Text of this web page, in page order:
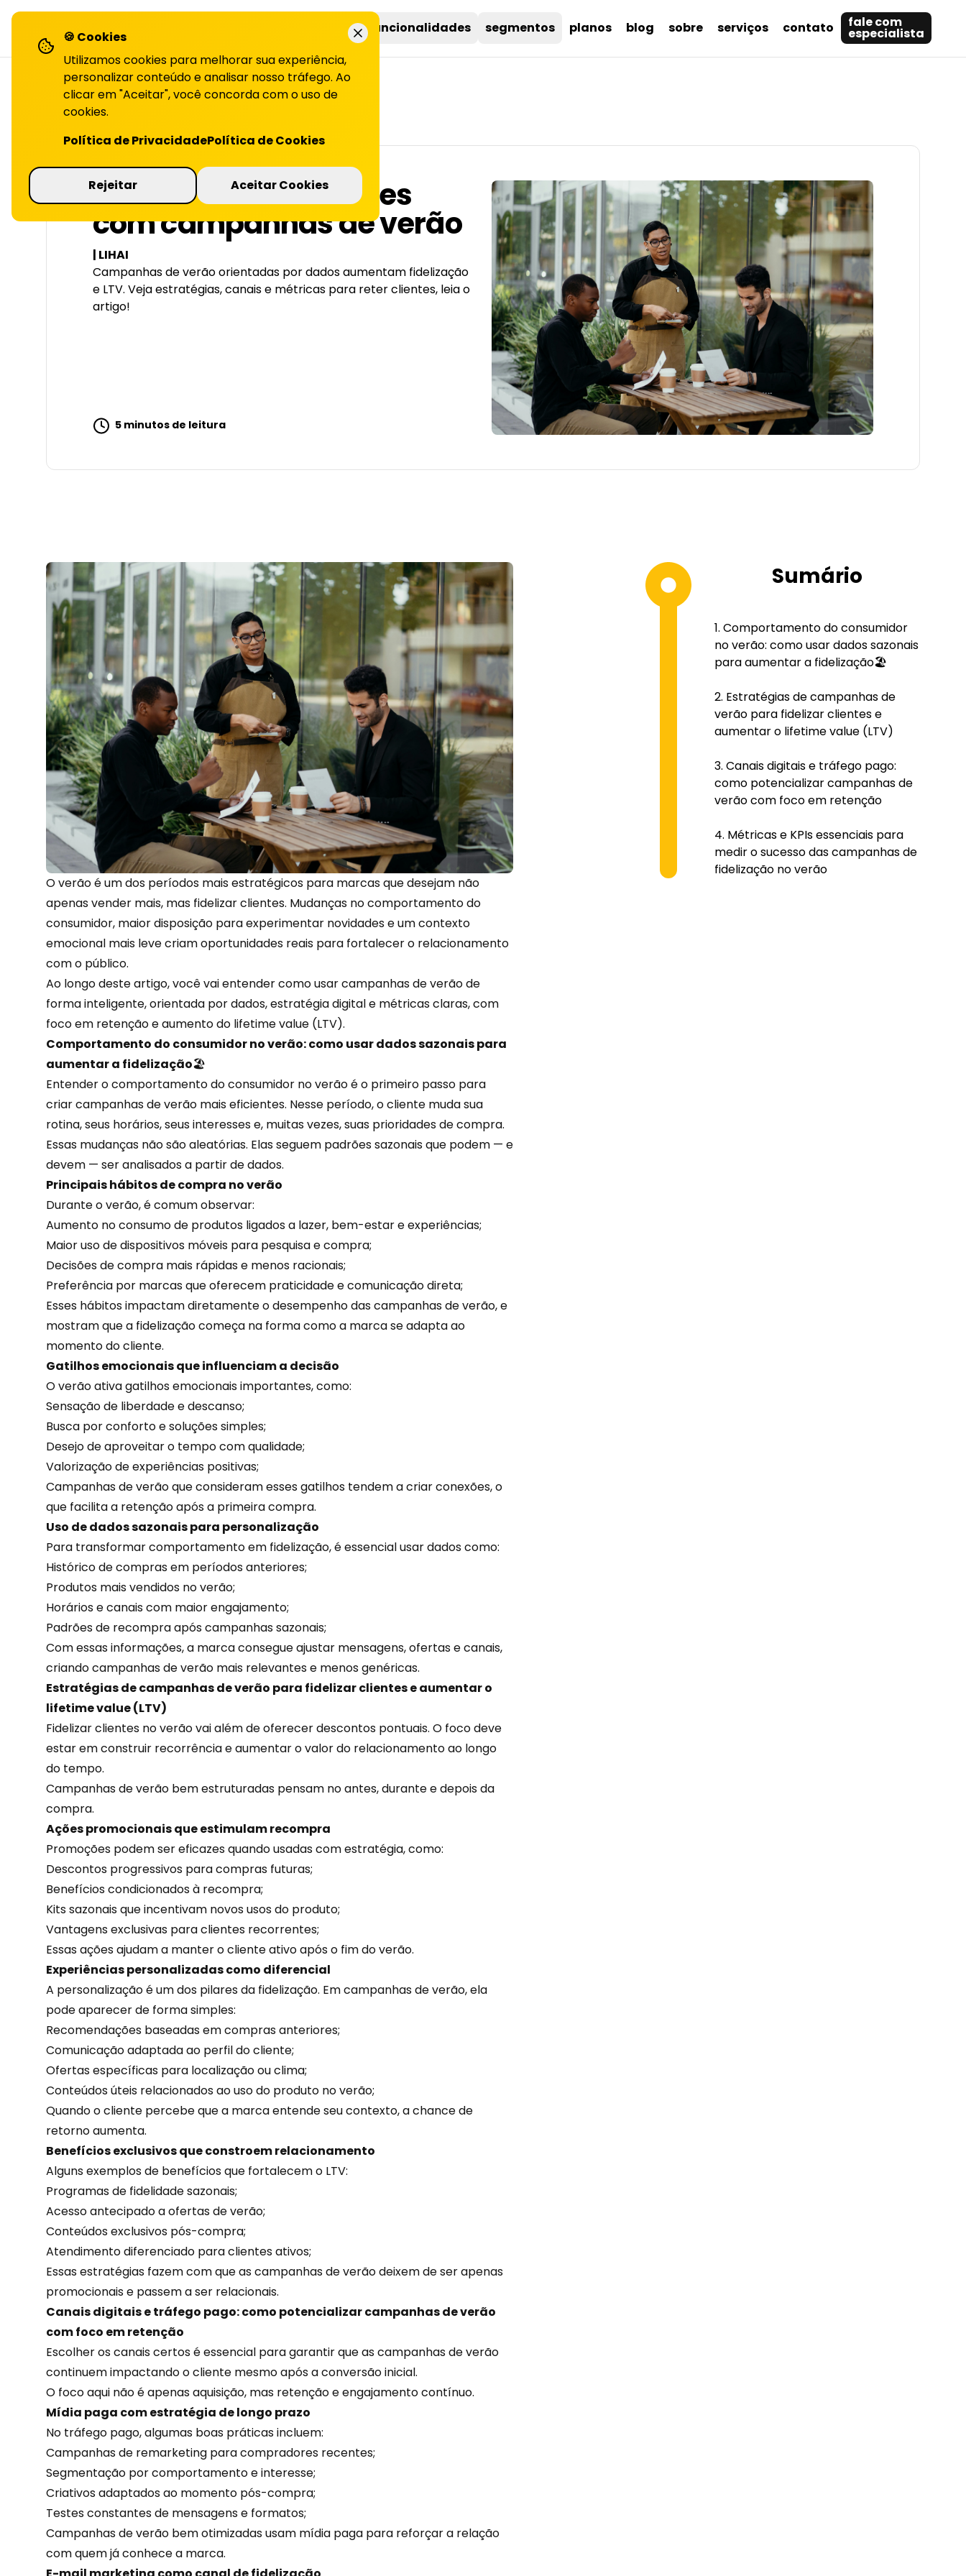
soluções funcionalidades segmentos planos blog sobre serviços contato fale com
especialista
VOLTAR PARA O BLOG
Como fidelizar clientes
com campanhas de verão
| LIHAI
Campanhas de verão orientadas por dados aumentam fidelização
e LTV. Veja estratégias, canais e métricas para reter clientes, leia o
artigo!
5 minutos de leitura
Sumário
Comportamento do consumidor
no verão: como usar dados sazonais
para aumentar a fidelização🏖️
Estratégias de campanhas de
verão para fidelizar clientes e
aumentar o lifetime value (LTV)
Canais digitais e tráfego pago:
como potencializar campanhas de
verão com foco em retenção
Métricas e KPIs essenciais para
medir o sucesso das campanhas de
fidelização no verão
O verão é um dos períodos mais estratégicos para marcas que desejam não
apenas vender mais, mas fidelizar clientes. Mudanças no comportamento do
consumidor, maior disposição para experimentar novidades e umcontexto
emocional mais leve criam oportunidades reais para fortalecer o relacionamento
com o público.
Ao longo deste artigo, você vai entender como usar campanhas de verão de
forma inteligente, orientada por dados, estratégia digital e métricas claras, com
foco em retençãoe aumento do lifetime value (LTV).
Comportamento do consumidor no verão: como usar dados sazonais para
aumentar a fidelização🏖️
Entender o comportamento do consumidor no verão é o primeiro passo para
criar campanhas de verão mais eficientes. Nesse período, o cliente muda sua
rotina, seus horários, seus interesses e, muitas vezes, suas prioridades de compra.
Essas mudanças não são aleatórias. Elas seguem padrões sazonais que podem — e
devem — ser analisados a partir dedados.
Principais hábitos de compra no verão
Durante o verão, é comum observar:
Aumento no consumo de produtos ligados a lazer, bem-estar e experiências;
Maior uso de dispositivos móveis para pesquisa e compra;
Decisões de compra mais rápidas e menos racionais;
Preferência por marcas que oferecem praticidade e comunicação direta;
Esses hábitos impactam diretamente o desempenho das campanhas de verão, e
mostram que a fidelizaçãocomeça na forma como a marca se adapta ao
momento do cliente.
Gatilhos emocionais que influenciam a decisão
O verão ativa gatilhos emocionais importantes, como:
Sensação de liberdade e descanso;
Busca por conforto e soluções simples;
Desejo de aproveitar o tempo com qualidade;
Valorização deexperiências positivas;
Campanhas de verão que consideram esses gatilhos tendem a criar conexões, o
que facilita a retenção após a primeira compra.
Uso de dados sazonais para personalização
Para transformar comportamento em fidelização, é essencial usar dados como:
Histórico de compras em períodos anteriores;
Produtos mais vendidos no verão;
Horários ecanaiscom maior engajamento;
Padrões de recompra após campanhas sazonais;
Com essas informações, a marca consegue ajustar mensagens, ofertas e canais,
criando campanhas de verão mais relevantes e menos genéricas.
Estratégias de campanhas de verão para fidelizar clientes e aumentar o
lifetime value (LTV)
Fidelizar clientes no verão vai além de oferecerdescontos pontuais. O foco deve
estar em construir recorrência e aumentar o valor do relacionamento ao longo
do tempo.
Campanhas de verão bem estruturadas pensam no antes, durante e depois da
compra.
Ações promocionais que estimulam recompra
Promoções podem ser eficazes quando usadas com estratégia, como:
Descontos progressivos para compras futuras;
Benefícios condicionados à recompra;
Kits sazonais que incentivam novos usos do produto;
Vantagens exclusivas para clientes recorrentes;
Essas ações ajudam a manter o cliente ativo após o fim do verão.
Experiências personalizadas como diferencial
A personalização é um dos pilares da fidelização. Em campanhas de verão, ela
pode aparecer de forma simples:
Recomendações baseadas em compras anteriores;
Comunicação adaptada ao perfil do cliente;
Ofertas específicas para localização ou clima;
Conteúdos úteis relacionados ao uso do produto no verão;
Quando o cliente percebe que a marca entende seu contexto, a chance de
retorno aumenta.
Benefícios exclusivos que constroem relacionamento
Alguns exemplos de benefícios que fortalecem o LTV:
Programas de fidelidade sazonais;
Acesso antecipado a ofertas de verão;
Conteúdos exclusivos pós-compra;
Atendimentodiferenciado para clientes ativos;
Essas estratégias fazem com que as campanhas de verão deixem de ser apenas
promocionais e passem a ser relacionais.
Canais digitais e tráfego pago: como potencializar campanhas de verão
com foco em retenção
Escolher os canais certos é essencial para garantir que as campanhas de verão
continuem impactando o cliente mesmo após aconversãoinicial.
O foco aqui não é apenas aquisição, mas retenção e engajamento contínuo.
Mídia paga com estratégia de longo prazo
No tráfego pago, algumas boas práticas incluem:
Campanhas de remarketing para compradores recentes;
Segmentação porcomportamentoe interesse;
Criativos adaptados ao momento pós-compra;
Testes constantes de mensagens e formatos;
Campanhas de verão bem otimizadas usam mídia paga para reforçar a relação
com quem já conhece a marca.
🍪 Cookies
Utilizamos cookies para melhorar sua experiência,
personalizar conteúdo e analisar nosso tráfego. Ao
clicar em "Aceitar", você concorda com o uso de
cookies.
Política de PrivacidadePolítica de Cookies
Rejeitar Aceitar Cookies